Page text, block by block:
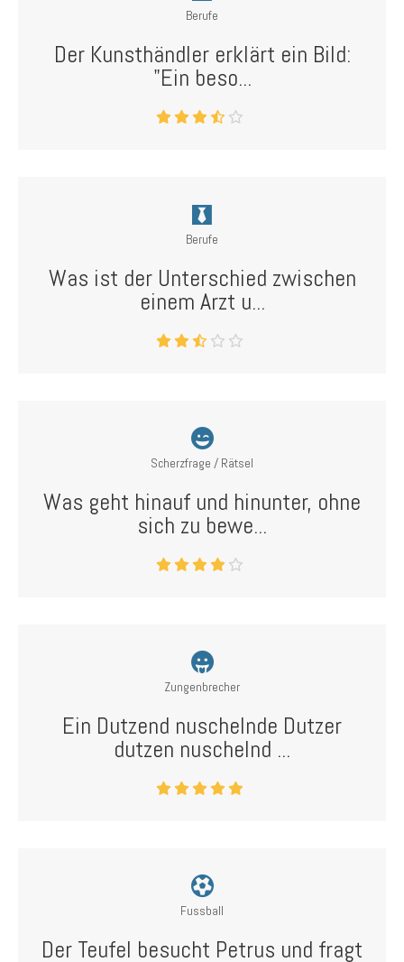
Berufe
Der Kunsthändler erklärt ein Bild:
"Ein beso...
Berufe
Was ist der Unterschied zwischen
einem Arzt u...
Scherzfrage / Rätsel
Was geht hinauf und hinunter, ohne
sich zu bewe...
Zungenbrecher
Ein Dutzend nuschelnde Dutzer
dutzen nuschelnd ...
Fussball
Der Teufel besucht Petrus und fragt